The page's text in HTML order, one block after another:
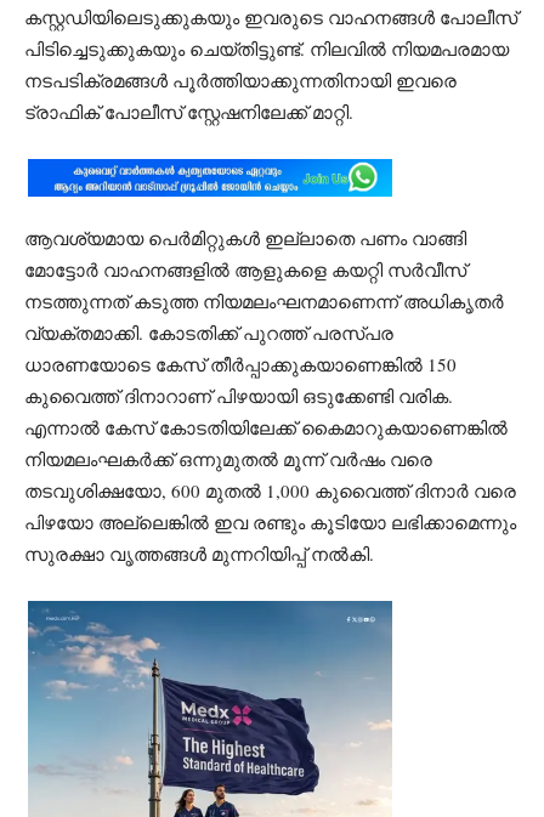
കസ്റ്റഡിയിലെടുക്കുകയും ഇവരുടെ വാഹനങ്ങൾ പോലീസ്
പിടിച്ചെടുക്കുകയും ചെയ്തിട്ടുണ്ട്. നിലവിൽ നിയമപരമായ
നടപടിക്രമങ്ങൾ പൂർത്തിയാക്കുന്നതിനായി ഇവരെ
ട്രാഫിക് പോലീസ് സ്റ്റേഷനിലേക്ക് മാറ്റി.
ആവശ്യമായ പെർമിറ്റുകൾ ഇല്ലാതെ പണം വാങ്ങി
മോട്ടോർ വാഹനങ്ങളിൽ ആളുകളെ കയറ്റി സർവീസ്
നടത്തുന്നത് കടുത്ത നിയമലംഘനമാണെന്ന് അധികൃതർ
വ്യക്തമാക്കി. കോടതിക്ക് പുറത്ത് പരസ്പര
ധാരണയോടെ കേസ് തീർപ്പാക്കുകയാണെങ്കിൽ 150
കുവൈത്ത് ദിനാറാണ് പിഴയായി ഒടുക്കേണ്ടി വരിക.
എന്നാൽ കേസ് കോടതിയിലേക്ക് കൈമാറുകയാണെങ്കിൽ
നിയമലംഘകർക്ക് ഒന്നുമുതൽ മൂന്ന് വർഷം വരെ
തടവുശിക്ഷയോ, 600 മുതൽ 1,000 കുവൈത്ത് ദിനാർ വരെ
പിഴയോ അല്ലെങ്കിൽ ഇവ രണ്ടും കൂടിയോ ലഭിക്കാമെന്നും
സുരക്ഷാ വൃത്തങ്ങൾ മുന്നറിയിപ്പ് നൽകി.